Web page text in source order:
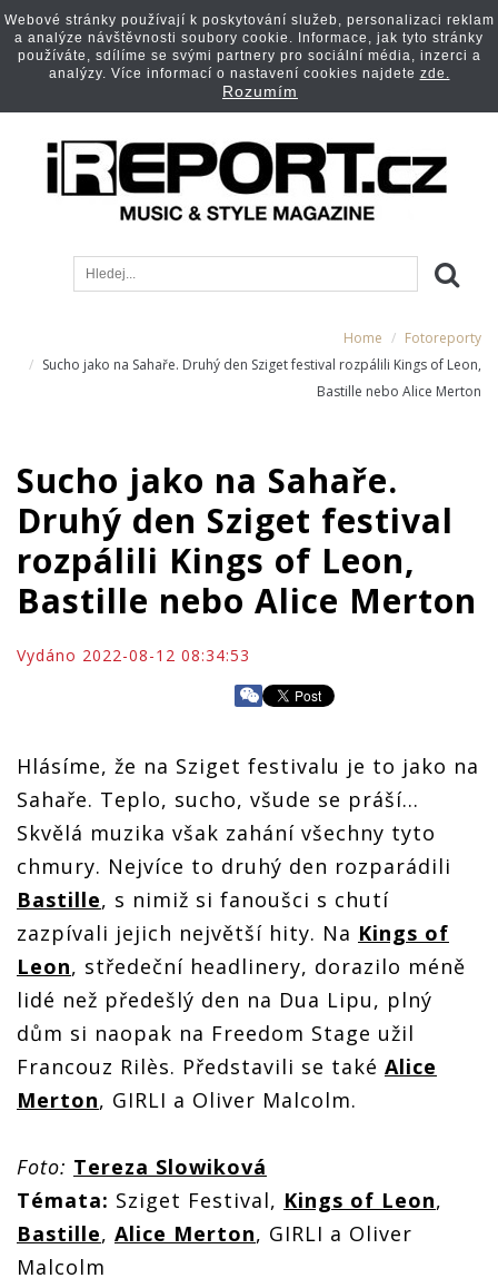
Home
Fotoreporty
Sucho jako na Sahaře. Druhý den Sziget festival rozpálili Kings of Leon,
Bastille nebo Alice Merton
Sucho jako na Sahaře.
Druhý den Sziget festival
rozpálili Kings of Leon,
Bastille nebo Alice Merton
Vydáno 2022-08-12 08:34:53
Hlásíme, že na Sziget festivalu je to jako na
Sahaře. Teplo, sucho, všude se práší...
Skvělá muzika však zahání všechny tyto
chmury. Nejvíce to druhý den rozparádili
Bastille, s nimiž si fanoušci s chutí
zazpívali jejich největší hity. Na Kings of
Leon, středeční headlinery, dorazilo méně
lidé než předešlý den na Dua Lipu, plný
dům si naopak na Freedom Stage užil
Francouz Rilès. Představili se také Alice
Merton, GIRLI a Oliver Malcolm.
Foto: Tereza Slowiková
Témata: Sziget Festival, Kings of Leon,
Bastille, Alice Merton, GIRLI a Oliver
Malcolm
Webové stránky používají k poskytování služeb, personalizaci reklam
a analýze návštěvnosti soubory cookie. Informace, jak tyto stránky
používáte, sdílíme se svými partnery pro sociální média, inzerci a
analýzy. Více informací o nastavení cookies najdete zde.
Rozumím